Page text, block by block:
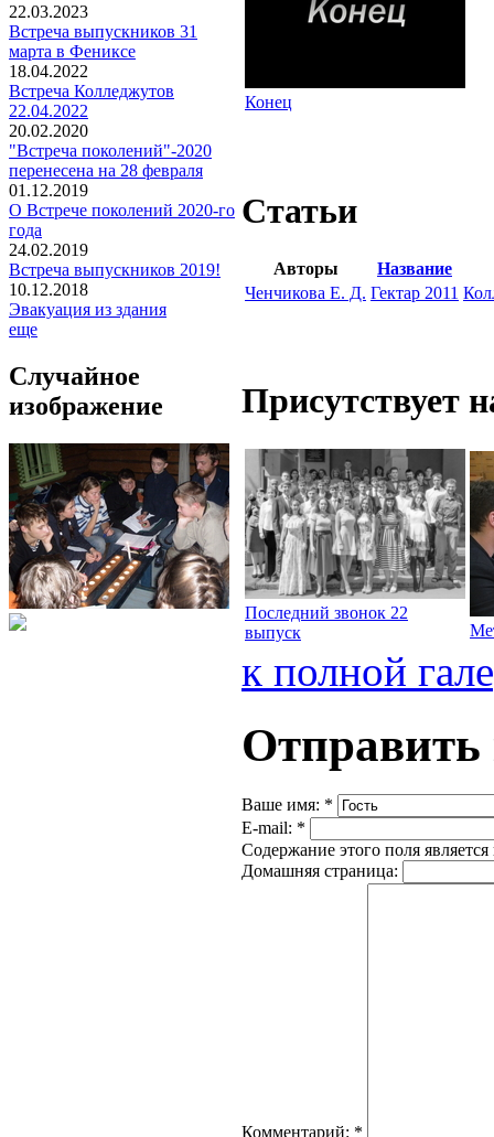
22.03.2023
Встреча выпускников 31
марта в Фениксе
18.04.2022
Встреча Колледжутов
22.04.2022
20.02.2020
"Встреча поколений"-2020
перенесена на 28 февраля
01.12.2019
О Встрече поколений 2020-го
года
24.02.2019
Встреча выпускников 2019!
10.12.2018
Эвакуация из здания
еще
Случайное
изображение
Конец
Статьи
Авторы
Название
Ченчикова Е. Д. Гектар 2011
Присутствует
Последний звонок 22
выпуск
к полной
Ваше имя: *
E-mail: *
Содержание этого поля
Домашняя страница:
Комментарий: *